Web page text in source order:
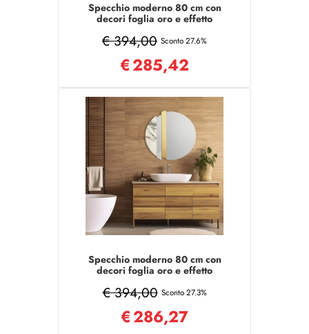
Specchio moderno 80 cm con
decori foglia oro e effetto
€ 394,00 Sconto 27.6%
€285,42
Specchio moderno 80 cm con
decori foglia oro e effetto
€ 394,00 Sconto 27.3%
€286,27